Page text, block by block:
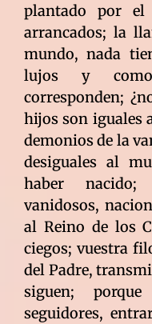
plantado por
arrancados; la
mundo, nada
lujos y
corresponden;
hijos son iguales
demonios de la
desiguales al
haber
vanidosos,
al Reino de los
ciegos; vuestra
del Padre,
siguen;
seguidores,